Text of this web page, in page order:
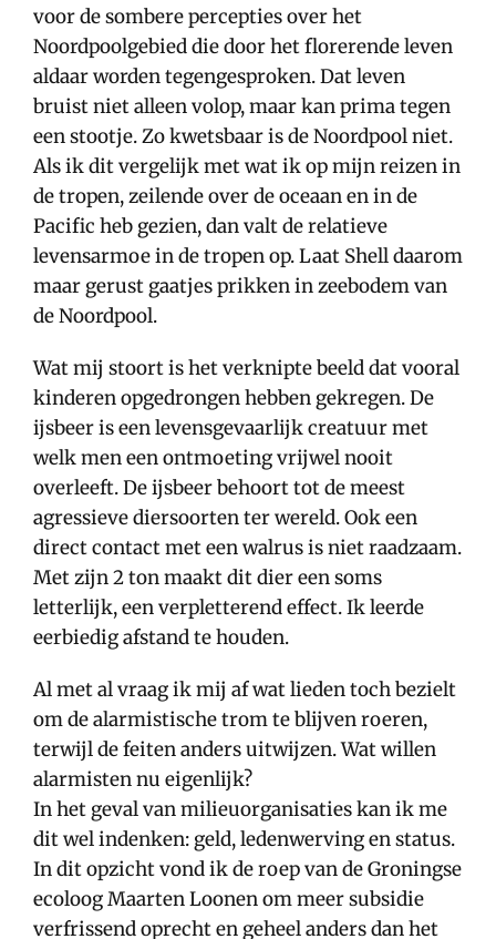
voor de sombere percepties over het
Noordpoolgebied die door het florerende leven
aldaar worden tegengesproken. Dat leven
bruist niet alleen volop, maar kan prima tegen
een stootje. Zo kwetsbaar is de Noordpool niet.
Als ik dit vergelijk met wat ik op mijn reizen in
de tropen, zeilende over de oceaan en in de
Pacific heb gezien, dan valt de relatieve
levensarmoe in de tropen op. Laat Shell daarom
maar gerust gaatjes prikken in zeebodem van
de Noordpool.
Wat mij stoort is het verknipte beeld dat vooral
kinderen opgedrongen hebben gekregen. De
ijsbeer is een levensgevaarlijk creatuur met
welk men een ontmoeting vrijwel nooit
overleeft. De ijsbeer behoort tot de meest
agressieve diersoorten ter wereld. Ook een
direct contact met een walrus is niet raadzaam.
Met zijn 2 ton maakt dit dier een soms
letterlijk, een verpletterend effect. Ik leerde
eerbiedig afstand te houden.
Al met al vraag ik mij af wat lieden toch bezielt
om de alarmistische trom te blijven roeren,
terwijl de feiten anders uitwijzen. Wat willen
alarmisten nu eigenlijk?
In het geval van milieuorganisaties kan ik me
dit wel indenken: geld, ledenwerving en status.
In dit opzicht vond ik de roep van de Groningse
ecoloog Maarten Loonen om meer subsidie
verfrissend oprecht en geheel anders dan het